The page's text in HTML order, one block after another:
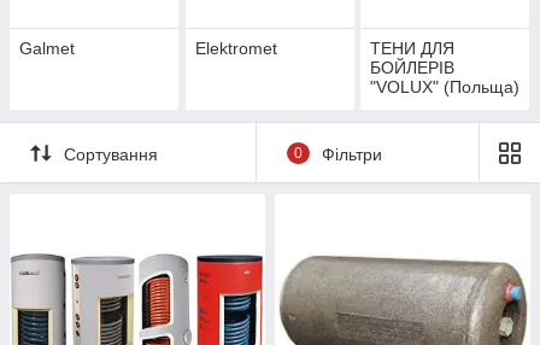
Galmet Elektromet
ТЕНИ ДЛЯ
БОЙЛЕРІВ
"VOLUX" (Польща)
Сортування 0 Фільтри